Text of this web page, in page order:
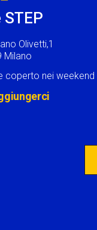
STEP
Olivetti,1
Milano
coperto nei weekend